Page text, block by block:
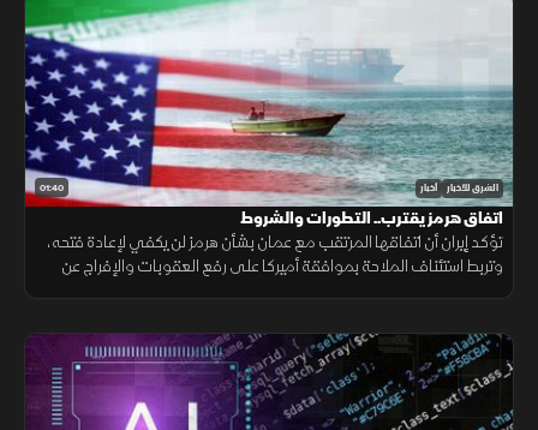
01:40 الشرق للأخبار أخبار
اتفاق هرمز يقترب.. التطورات والشروط
تؤكد إيران أن اتفاقها المرتقب مع عمان بشأن هرمز لن يكفي لإعادة فتحه،
وتربط استئناف الملاحة بموافقة أميركا على رفع العقوبات والإفراج عن